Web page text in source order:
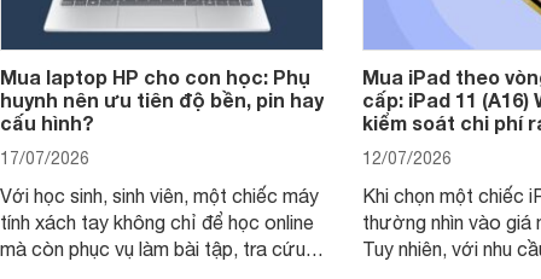
Mua laptop HP cho con học: Phụ
huynh nên ưu tiên độ bền, pin hay
cấu hình?
17/07/2026
Với học sinh, sinh viên, một chiếc máy
tính xách tay không chỉ để học online
mà còn phục vụ làm bài tập, tra cứu,
Mua iPad theo
cấp: iPad 11 (A16)
kiểm soát chi phí
12/07/2026
Khi chọn một chiếc
thường nhìn vào
Tuy nhiên, với nhu